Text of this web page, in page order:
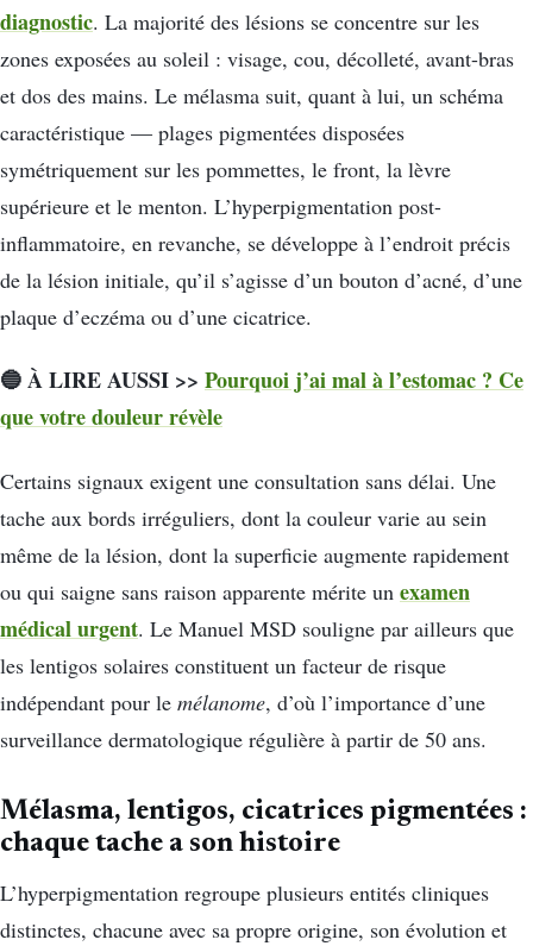
diagnostic. La majorité des lésions se concentre sur les
zones exposées au soleil : visage, cou, décolleté, avant-bras
et dos des mains. Le mélasma suit, quant à lui, un schéma
caractéristique — plages pigmentées disposées
symétriquement sur les pommettes, le front, la lèvre
supérieure et le menton. L’hyperpigmentation post-
inflammatoire, en revanche, se développe à l’endroit précis
de la lésion initiale, qu’il s’agisse d’un bouton d’acné, d’une
plaque d’eczéma ou d’une cicatrice.
🔵 À LIRE AUSSI >> Pourquoi j’ai mal à l’estomac ? Ce
que votre douleur révèle
Certains signaux exigent une consultation sans délai. Une
tache aux bords irréguliers, dont la couleur varie au sein
même de la lésion, dont la superficie augmente rapidement
ou qui saigne sans raison apparente mérite un examen
médical urgent. Le Manuel MSD souligne par ailleurs que
les lentigos solaires constituent un facteur de risque
indépendant pour le mélanome, d’où l’importance d’une
surveillance dermatologique régulière à partir de 50 ans.
Mélasma, lentigos, cicatrices pigmentées :
chaque tache a son histoire
L’hyperpigmentation regroupe plusieurs entités cliniques
distinctes, chacune avec sa propre origine, son évolution et